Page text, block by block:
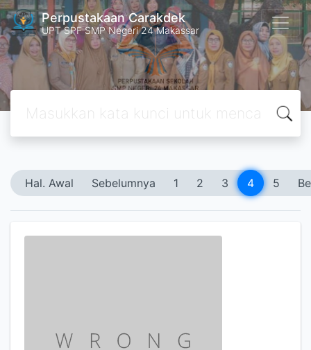
Perpustakaan Carakdek
UPT SPF SMP Negeri 24 Makassar
Hal. Awal Sebelumnya 1 2 3 4 5